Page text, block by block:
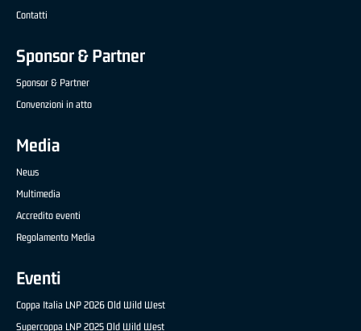
Contatti
Sponsor & Partner
Sponsor & Partner
Convenzioni in atto
Media
News
Multimedia
Accredito eventi
Regolamento Media
Eventi
Coppa Italia LNP 2026 Old Wild West
Supercoppa LNP 2025 Old Wild West